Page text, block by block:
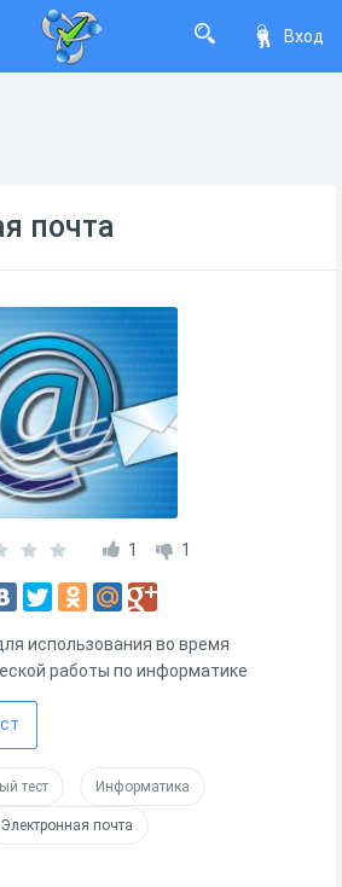
Вход
почта
1 1
использования во время
работы по информатике
тест Информатика
Электронная почта